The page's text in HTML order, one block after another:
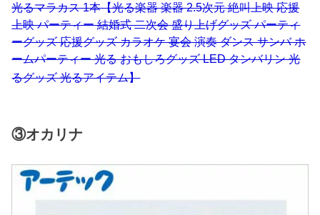
光るマラカス 1本【光る楽器 楽器 2.5次元 絶叫上映 応援
上映 パーティー 結婚式 二次会 盛り上げグッズ パーティ
ーグッズ 応援グッズ カラオケ 宴会 演奏 ダンス サンバ ホ
ームパーティー 光る おもしろグッズ LED タンバリン 光
るグッズ 光るアイテム】
③オカリナ